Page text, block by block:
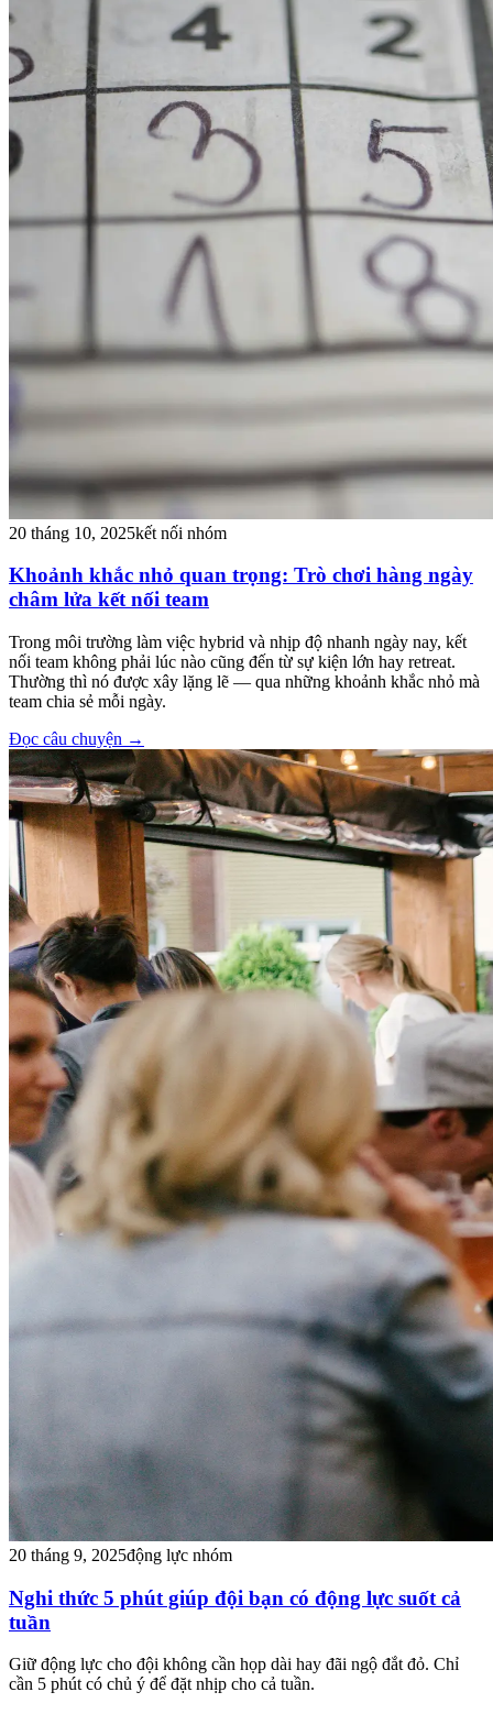
20 tháng 10, 2025kết nối nhóm
Khoảnh khắc nhỏ quan trọng: Trò chơi hàng ngày
châm lửa kết nối team
Trong môi trường làm việc hybrid và nhịp độ nhanh ngày nay, kết
nối team không phải lúc nào cũng đến từ sự kiện lớn hay retreat.
Thường thì nó được xây lặng lẽ — qua những khoảnh khắc nhỏ mà
team chia sẻ mỗi ngày.
Đọc câu chuyện →
20 tháng 9, 2025động lực nhóm
Nghi thức 5 phút giúp đội bạn có động lực suốt cả
tuần
Giữ động lực cho đội không cần họp dài hay đãi ngộ đắt đỏ. Chỉ
cần 5 phút có chủ ý để đặt nhịp cho cả tuần.